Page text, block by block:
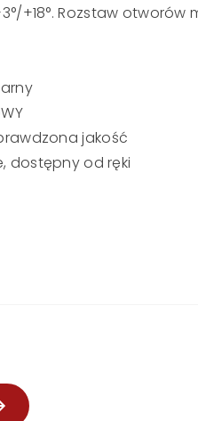
+18°. Rozstaw otworów
jakość
dostępny od ręki